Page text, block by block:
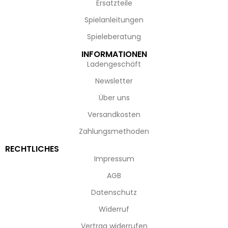
Ersatzteile
Spielanleitungen
Spieleberatung
INFORMATIONEN
Ladengeschäft
Newsletter
Über uns
Versandkosten
Zahlungsmethoden
RECHTLICHES
Impressum
AGB
Datenschutz
Widerruf
Vertrag widerrufen